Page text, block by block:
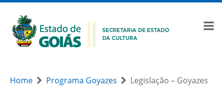
Home Programa Goyazes Legislação – Goyazes